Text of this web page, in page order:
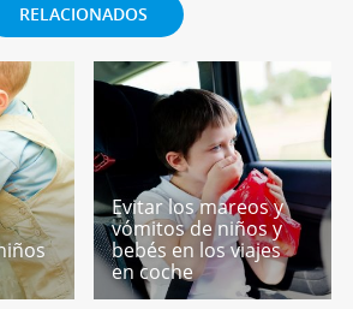
RELACIONADOS
Evitar los mareos y
vómitos de niños y
bebés en los viajes
en coche